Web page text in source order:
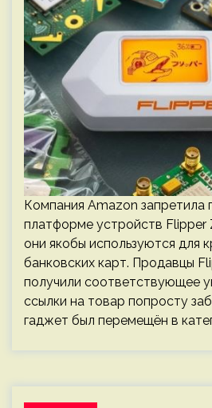
Компания Amazon запретила
платформе устройств Flipper
они якобы используются для
банковских карт. Продавцы
получили соответствующее
ссылки на товар попросту
гаджет был перемещён в